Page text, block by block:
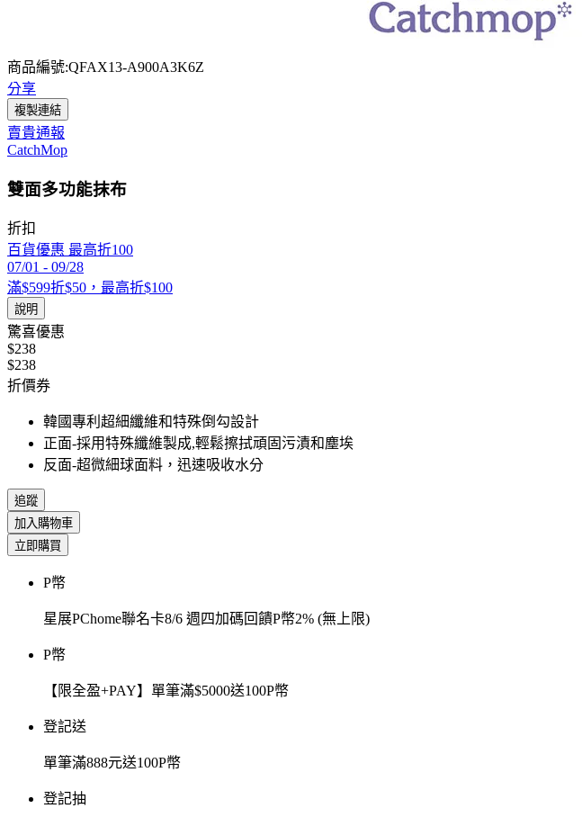
商品編號:QFAX13-A900A3K6Z
分享
複製連結
賣貴通報
CatchMop
雙面多功能抹布
折扣
百貨優惠 最高折100
07/01 - 09/28
滿$599折$50，最高折$100
說明
驚喜優惠
$238
$238
折價券
韓國專利超細纖維和特殊倒勾設計
正面-採用特殊纖維製成,輕鬆擦拭頑固污漬和塵埃
反面-超微細球面料，迅速吸收水分
追蹤
加入購物車
立即購買
P幣
星展PChome聯名卡8/6 週四加碼回饋P幣2% (無上限)
P幣
【限全盈+PAY】單筆滿$5000送100P幣
登記送
單筆滿888元送100P幣
登記抽